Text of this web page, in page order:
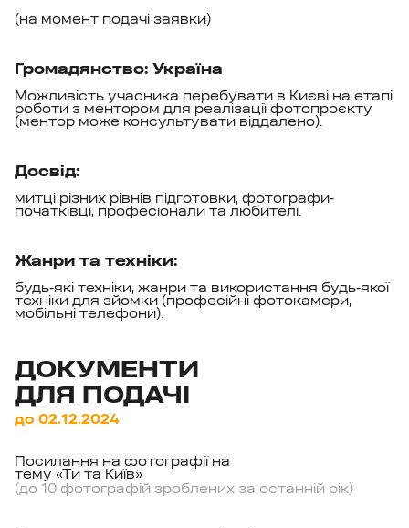
(на момент подачі заявки)
Громадянство: Україна
Можливість учасника перебувати в Києві на етапі
роботи з ментором для реалізації фотопроєкту
(ментор може консультувати віддалено).
Досвід:
митці різних рівнів підготовки, фотографи-
початківці, професіонали та любителі.
Жанри та техніки:
будь-які техніки, жанри та використання будь-якої
техніки для зйомки (професійні фотокамери,
мобільні телефони).
ДОКУМЕНТИ
ДЛЯ ПОДАЧІ
до 02.12.2024
Посилання на фотографії на
тему «Ти та Київ»
(до 10 фотографій зроблених за останній рік)